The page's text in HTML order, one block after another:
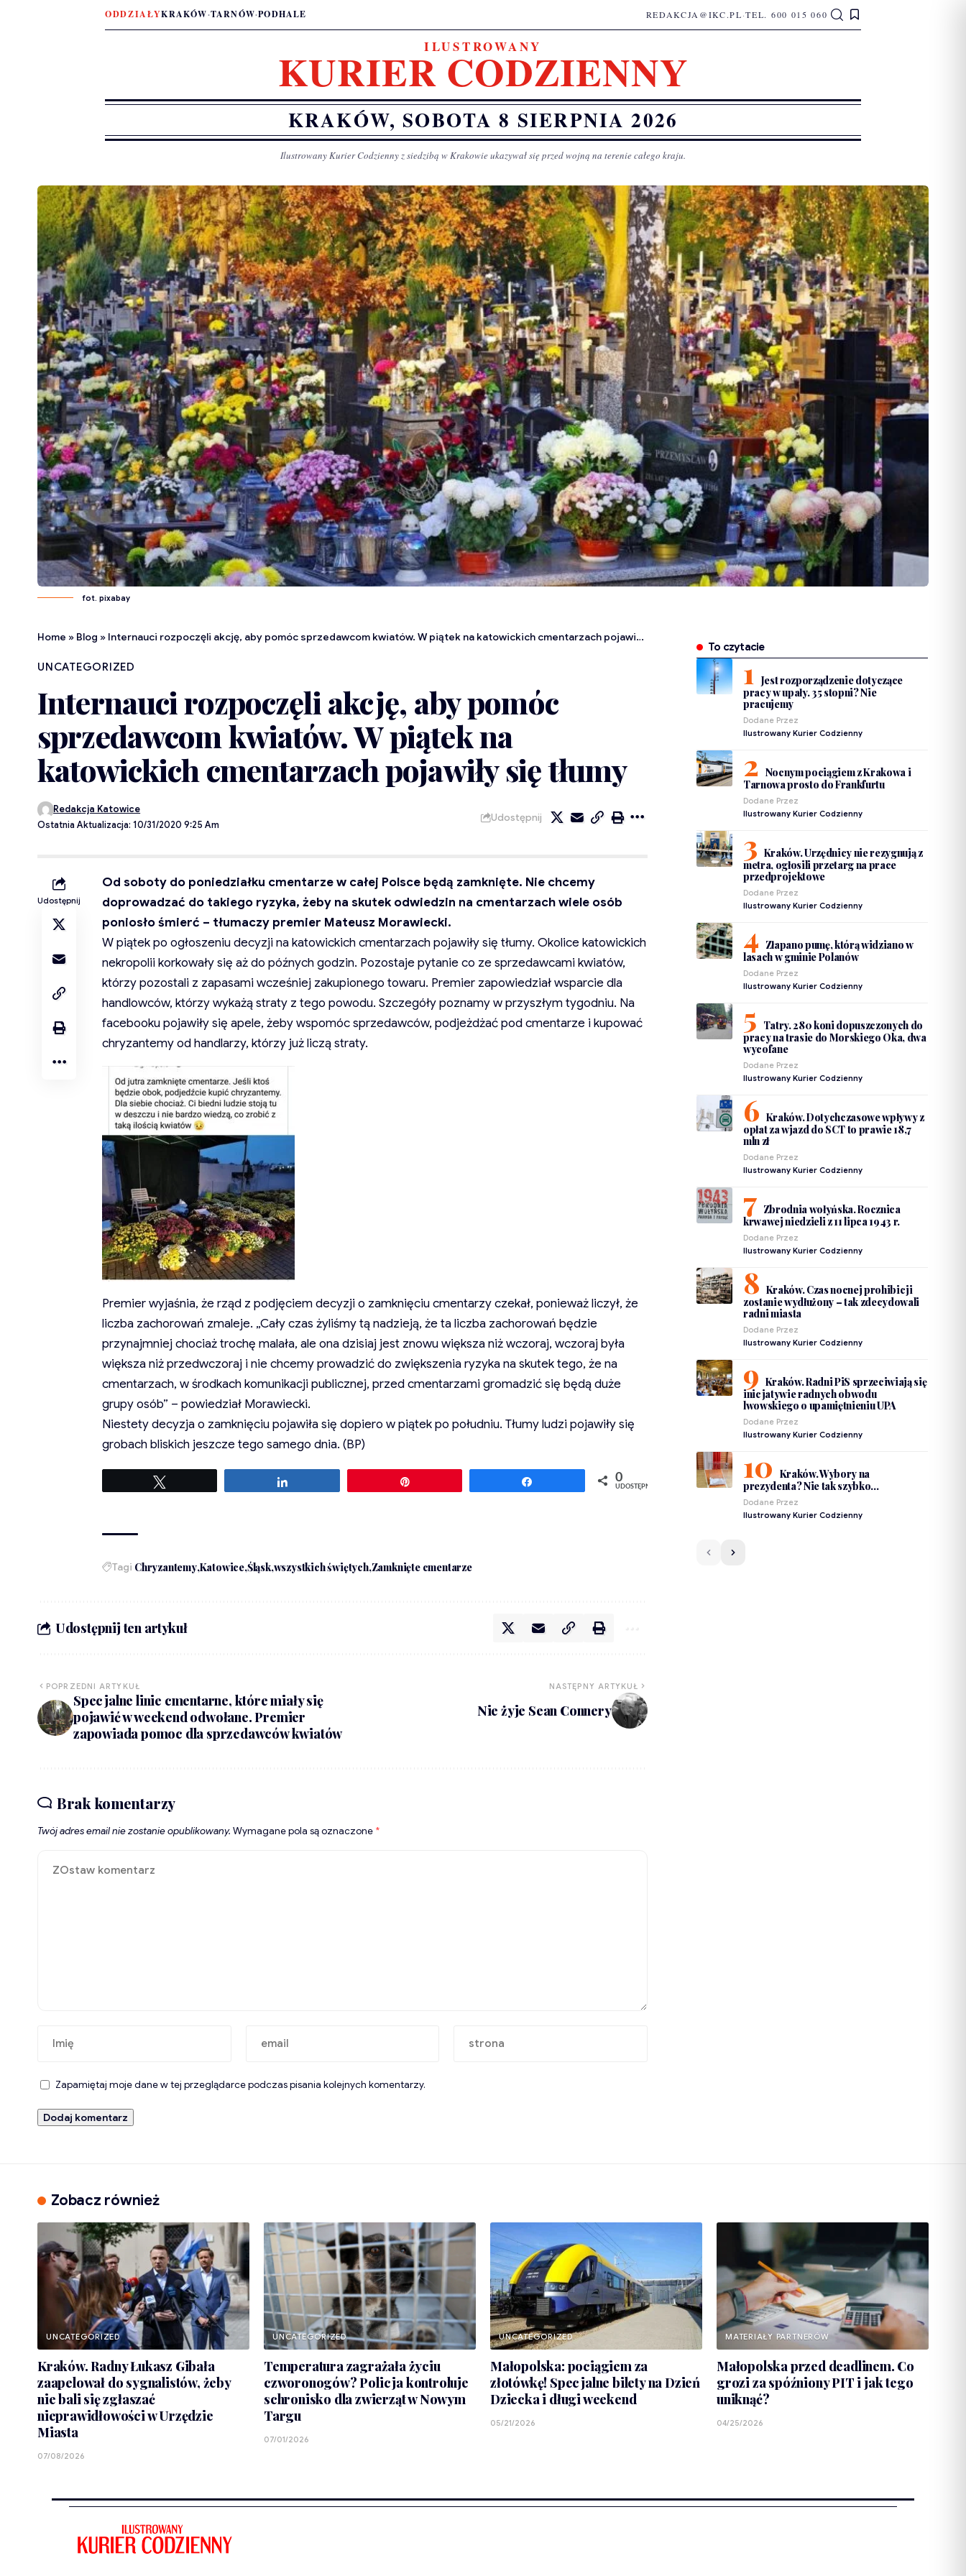
ODDZIAŁYKRAKÓW·TARNÓW·PODHALE REDAKCJA@IKC.PL·TEL. 600 015 060
ILUSTROWANY
KURIER CODZIENNY
KRAKÓW, SOBOTA 8 SIERPNIA 2026
Ilustrowany Kurier Codzienny z siedzibą w Krakowie ukazywał się przed wojną na terenie całego kraju.
fot. pixabay
Home » Blog » Internauci rozpoczęli akcję, aby pomóc sprzedawcom kwiatów. W piątek na katowickich cmentarzach pojawiły się tłumy
UNCATEGORIZED
Internauci rozpoczęli akcję, aby pomóc
sprzedawcom kwiatów. W piątek na
katowickich cmentarzach pojawiły się tłumy
Ostatnia Aktualizacja: 10/31/2020 9:25 Am
Redakcja Katowice
Udostępnij
Udostępnij
Od soboty do poniedziałku cmentarze w całej Polsce będą zamknięte. Nie chcemy
doprowadzać do takiego ryzyka, żeby na skutek odwiedzin na cmentarzach wiele osób
poniosło śmierć – tłumaczy premier Mateusz Morawiecki.
W piątek po ogłoszeniu decyzji na katowickich cmentarzach pojawiły się tłumy. Okolice katowickich
nekropolii korkowały się aż do późnych godzin. Pozostaje pytanie co ze sprzedawcami kwiatów,
którzy pozostali z zapasami wcześniej zakupionego towaru. Premier zapowiedział wsparcie dla
handlowców, którzy wykażą straty z tego powodu. Szczegóły poznamy w przyszłym tygodniu. Na
facebooku pojawiły się apele, żeby wspomóc sprzedawców, podjeżdżać pod cmentarze i kupować
chryzantemy od handlarzy, którzy już liczą straty.
Premier wyjaśnia, że rząd z podjęciem decyzji o zamknięciu cmentarzy czekał, ponieważ liczył, że
liczba zachorowań zmaleje. „Cały czas żyliśmy tą nadzieją, że ta liczba zachorowań będzie
przynajmniej chociaż trochę malała, ale ona dzisiaj jest znowu większa niż wczoraj, wczoraj była
większa niż przedwczoraj i nie chcemy prowadzić do zwiększenia ryzyka na skutek tego, że na
cmentarzach, w środkach komunikacji publicznej, przed cmentarzami gromadzić się będą duże
grupy osób” – powiedział Morawiecki.
Niestety decyzja o zamknięciu pojawiła się dopiero w piątek po południu. Tłumy ludzi pojawiły się
grobach bliskich jeszcze tego samego dnia. (BP)
0
UDOSTĘPNIEŃ
Tagi Chryzantemy Katowice Śląsk wszystkich świętych Zamknięte cmentarze
Udostępnij ten artykuł
POPRZEDNI ARTYKUŁ
Specjalne linie cmentarne, które miały się
pojawić w weekend odwołane. Premier
zapowiada pomoc dla sprzedawców kwiatów
NASTĘPNY ARTYKUŁ
Nie żyje Sean Connery
Brak komentarzy
Twój adres email nie zostanie opublikowany. Wymagane pola są oznaczone *
Zapamiętaj moje dane w tej przeglądarce podczas pisania kolejnych komentarzy.
To czytacie
Jest rozporządzenie dotyczące
pracy w upały. 35 stopni? Nie
pracujemy
Dodane Przez
Ilustrowany Kurier Codzienny
Nocnym pociągiem z Krakowa i
Tarnowa prosto do Frankfurtu
Dodane Przez
Ilustrowany Kurier Codzienny
Kraków. Urzędnicy nie rezygnują z
metra, ogłosili przetarg na prace
przedprojektowe
Dodane Przez
Ilustrowany Kurier Codzienny
Złapano pumę, którą widziano w
lasach w gminie Polanów
Dodane Przez
Ilustrowany Kurier Codzienny
Tatry. 280 koni dopuszczonych do
pracy na trasie do Morskiego Oka, dwa
wycofane
Dodane Przez
Ilustrowany Kurier Codzienny
Kraków. Dotychczasowe wpływy z
opłat za wjazd do SCT to prawie 18,7
mln zł
Dodane Przez
Ilustrowany Kurier Codzienny
Zbrodnia wołyńska. Rocznica
krwawej niedzieli z 11 lipca 1943 r.
Dodane Przez
Ilustrowany Kurier Codzienny
Kraków. Czas nocnej prohibicji
zostanie wydłużony – tak zdecydowali
radni miasta
Dodane Przez
Ilustrowany Kurier Codzienny
Kraków. Radni PiS sprzeciwiają się
inicjatywie radnych obwodu
lwowskiego o upamiętnieniu UPA
Dodane Przez
Ilustrowany Kurier Codzienny
Kraków. Wybory na
prezydenta? Nie tak szybko…
Dodane Przez
Ilustrowany Kurier Codzienny
Zobacz również
UNCATEGORIZED
Kraków. Radny Łukasz Gibała
zaapelował do sygnalistów, żeby
nie bali się zgłaszać
nieprawidłowości w Urzędzie
Miasta
07/08/2026
UNCATEGORIZED
Temperatura zagrażała życiu
czworonogów? Policja kontroluje
schronisko dla zwierząt w Nowym
Targu
07/01/2026
UNCATEGORIZED
Małopolska: pociągiem za
złotówkę! Specjalne bilety na Dzień
Dziecka i długi weekend
05/21/2026
MATERIAŁY PARTNERÓW
Małopolska przed deadlinem. Co
grozi za spóźniony PIT i jak tego
uniknąć?
04/25/2026